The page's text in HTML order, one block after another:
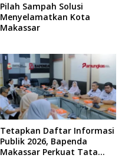
Pilah Sampah Solusi
Menyelamatkan Kota
Makassar
Tetapkan Daftar Informasi
Publik 2026, Bapenda
Makassar Perkuat Tata